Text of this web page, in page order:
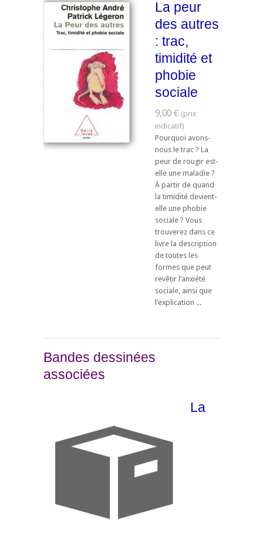
La peur
des autres
: trac,
timidité et
phobie
sociale
9,00 €
Pourquoi avons-
nous le trac ? La
peur de rougir est-
elle une maladie ?
À partir de quand
la timidité devient-
elle une phobie
sociale ? Vous
trouverez dans ce
livre la description
de toutes les
formes que peut
revêtir l’anxiété
sociale, ainsi que
l’explication ...
Bandes dessinées
associées
La